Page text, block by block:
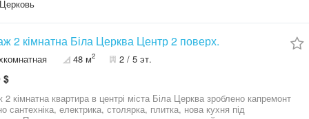
ще є підвал де можна зберігати консервацію.Телефонуйте поки
2 кімнатна Біла Церква Центр 2 поверх.
48 м2 2 / 5 эт.
$
кімнатна квартира в центрі міста Біла Церква зроблено капремонт
сантехніка, електрика, столярка, плитка, нова кухня під